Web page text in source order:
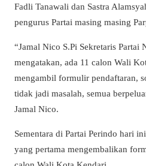
Fadli Tanawali dan Sastra
pengurus Partai masing masing
“Jamal Nico S.Pi Sekretaris Partai
mengatakan, ada 11 calon Wali
mengambil formulir pendaftaran,
tidak jadi masalah, semua
Jamal Nico.
Sementara di Partai Perindo hari
yang pertama mengembalikan